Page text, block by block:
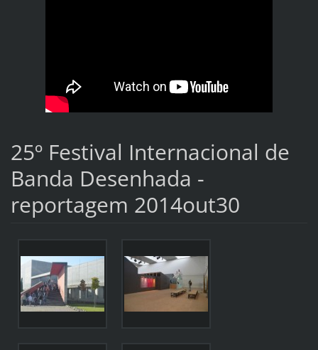
25º Festival Internacional de
Banda Desenhada -
reportagem 2014out30